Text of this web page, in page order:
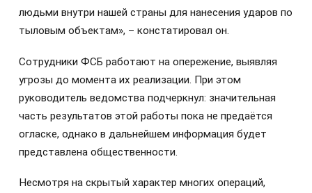
людьми внутри нашей страны для нанесения ударов по
тыловым объектам», – констатировал он.
Сотрудники ФСБ работают на опережение, выявляя
угрозы до момента их реализации. При этом
руководитель ведомства подчеркнул: значительная
часть результатов этой работы пока не предаётся
огласке, однако в дальнейшем информация будет
представлена общественности.
Несмотря на скрытый характер многих операций,